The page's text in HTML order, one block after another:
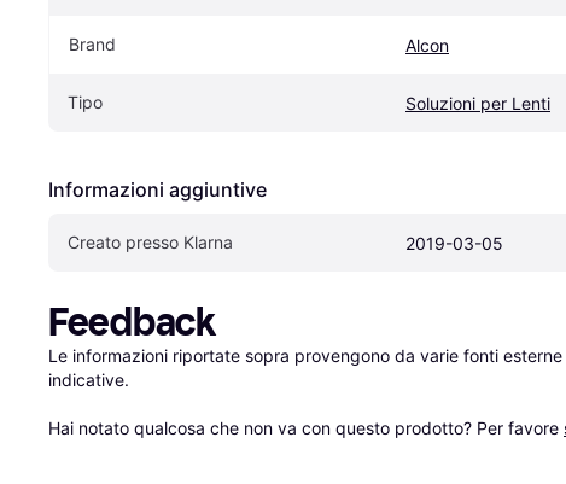
Brand Alcon
Tipo Soluzioni per Lenti
Informazioni aggiuntive
Creato presso Klarna 2019-03-05
Feedback
Le informazioni riportate sopra provengono da varie fonti
indicative.
Hai notato qualcosa che non va con questo prodotto? Per favore